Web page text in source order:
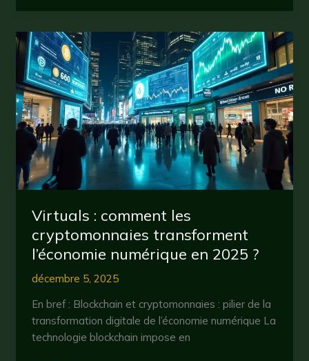
en
:
pourquoi
ces
cryptomonnaies
amusantes
attirent
autant
d’investisseurs
?
Virtuals : comment les
cryptomonnaies transforment
l’économie numérique en 2025 ?
décembre 5, 2025
En bref : Blockchain et cryptomonnaies : pilier de la
transformation digitale de l’économie numérique La
technologie blockchain impose en